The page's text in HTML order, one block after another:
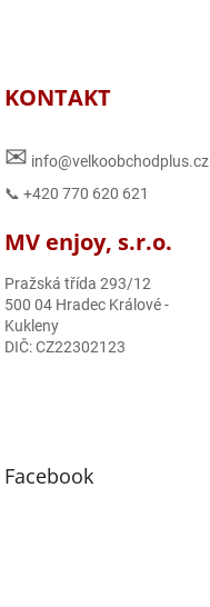
KONTAKT
✉ info@velkoobchodplus.cz
📞 +420 770 620 621
MV enjoy, s.r.o.
Pražská třída 293/12
500 04 Hradec Králové -
Kukleny
DIČ: CZ22302123
Facebook